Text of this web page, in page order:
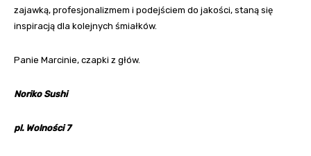
zajawką, profesjonalizmem i podejściem do jakości, staną się
inspiracją dla kolejnych śmiałków.
Panie Marcinie, czapki z głów.
Noriko Sushi
pl. Wolności 7